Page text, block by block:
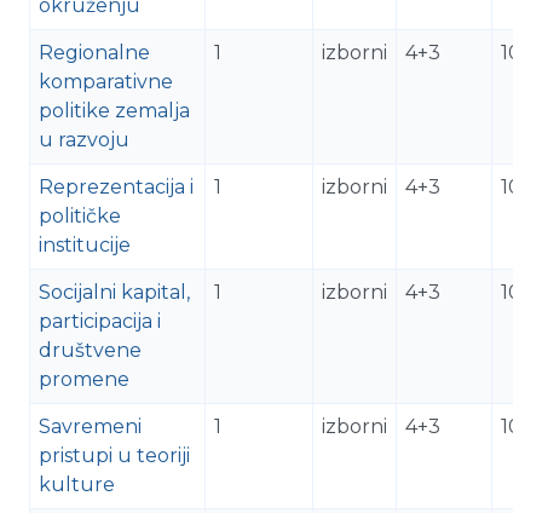
okruženju
Regionalne
komparativne
politike zemalja
u razvoju
1 izborni 4+3 10
Reprezentacija i
političke
institucije
1 izborni 4+3 10
Socijalni kapital,
participacija i
društvene
promene
1 izborni 4+3 10
Savremeni
pristupi u teoriji
kulture
1 izborni 4+3 10